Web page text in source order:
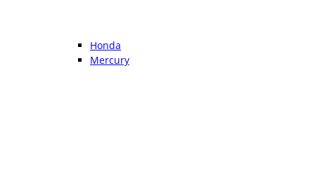
Honda
Mercury